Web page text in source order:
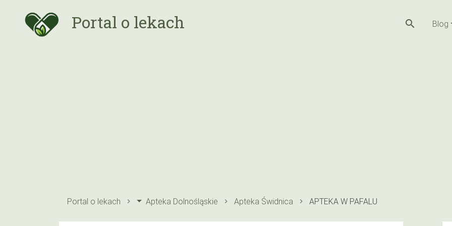
Portal o lekach search Blog
Portal o lekach Apteka Dolnośląskie Apteka Świdnica APTEKA W PAFALU